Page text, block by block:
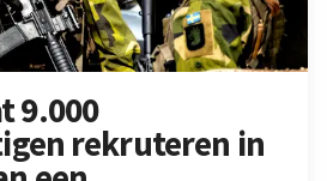
9.000
rekruteren in